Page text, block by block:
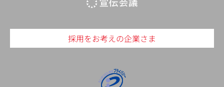
採用をお考えの企業さま